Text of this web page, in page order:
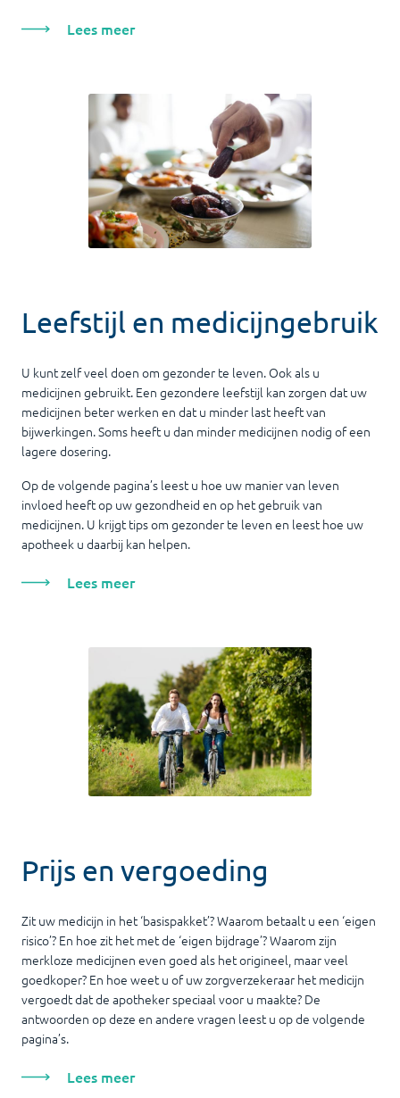
Lees meer
Leefstijl en medicijngebruik
U kunt zelf veel doen om gezonder te leven. Ook als u
medicijnen gebruikt. Een gezondere leefstijl kan zorgen dat uw
medicijnen beter werken en dat u minder last heeft van
bijwerkingen. Soms heeft u dan minder medicijnen nodig of een
lagere dosering.
Op de volgende pagina’s leest u hoe uw manier van leven
invloed heeft op uw gezondheid en op het gebruik van
medicijnen. U krijgt tips om gezonder te leven en leest hoe uw
apotheek u daarbij kan helpen.
Lees meer
Prijs en vergoeding
Zit uw medicijn in het ‘basispakket’? Waarom betaalt u een ‘eigen
risico’? En hoe zit het met de ‘eigen bijdrage’? Waarom zijn
merkloze medicijnen even goed als het origineel, maar veel
goedkoper? En hoe weet u of uw zorgverzekeraar het medicijn
vergoedt dat de apotheker speciaal voor u maakte? De
antwoorden op deze en andere vragen leest u op de volgende
pagina’s.
Lees meer